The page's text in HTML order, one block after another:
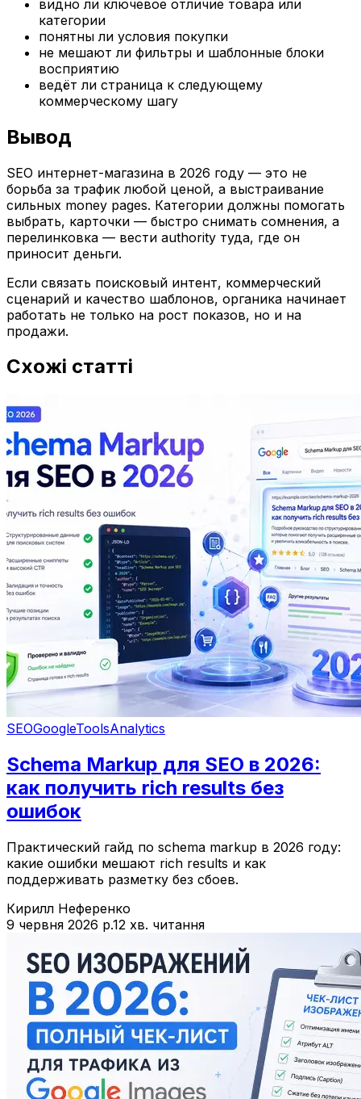
видно ли ключевое отличие товара или
категории
понятны ли условия покупки
не мешают ли фильтры и шаблонные блоки
восприятию
ведёт ли страница к следующему
коммерческому шагу
Вывод
SEO интернет-магазина в 2026 году — это не
борьба за трафик любой ценой, а выстраивание
сильных money pages. Категории должны помогать
выбрать, карточки — быстро снимать сомнения, а
перелинковка — вести authority туда, где он
приносит деньги.
Если связать поисковый интент, коммерческий
сценарий и качество шаблонов, органика начинает
работать не только на рост показов, но и на
продажи.
Схожі статті
SEOGoogleToolsAnalytics
Schema Markup для SEO в 2026:
как получить rich results без
ошибок
Практический гайд по schema markup в 2026 году:
какие ошибки мешают rich results и как
поддерживать разметку без сбоев.
Кирилл Неференко
9 червня 2026 р.12 хв. читання